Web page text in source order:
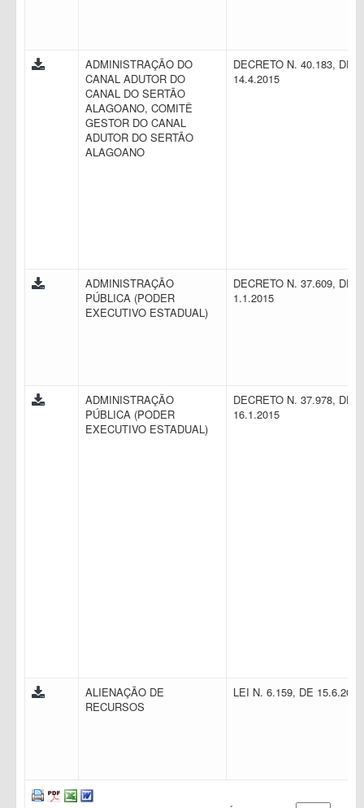
ADMINISTRAÇÃO DO
CANAL ADUTOR DO
CANAL DO SERTÃO
ALAGOANO, COMITÊ
GESTOR DO CANAL
ADUTOR DO SERTÃO
ALAGOANO
DECRETO N. 40.183, DE
14.4.2015
ADMINISTRAÇÃO
PÚBLICA (PODER
EXECUTIVO ESTADUAL)
DECRETO N. 37.609, DE
1.1.2015
ADMINISTRAÇÃO
PÚBLICA (PODER
EXECUTIVO ESTADUAL)
DECRETO N. 37.978, DE
16.1.2015
ALIENAÇÃO DE
RECURSOS
LEI N. 6.159, DE